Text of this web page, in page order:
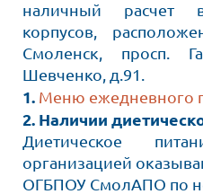
наличный расчет
корпусов,
Смоленск, просп.
Шевченко, д.91.
1. Меню ежедневного
2. Наличии
Диетическое
организацией
ОГБПОУ СмолАПО по